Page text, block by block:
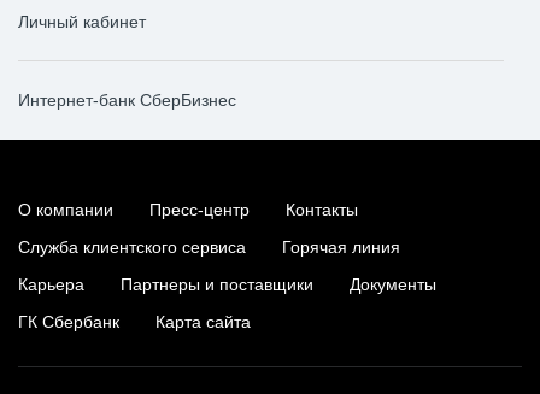
Личный кабинет
Интернет-банк СберБизнес
О компании Пресс-центр
Контакты
Служба клиентского сервиса
Горячая линия
Карьера
Партнеры и поставщики
Документы
ГК Сбербанк
Карта сайта